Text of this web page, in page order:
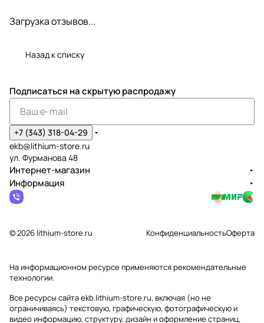
Загрузка отзывов...
Назад к списку
Подписаться на скрытую распродажу
+7 (343) 318-04-29
ekb@lithium-store.ru
ул. Фурманова 48
Интернет-магазин
Информация
© 2026 lithium-store.ru КонфиденциальностьОферта
На информационном ресурсе применяютсярекомендательные
технологии.
Все ресурсы сайта ekb.lithium-store.ru, включая (но не
ограничиваясь) текстовую, графическую, фотографическую и
видео информацию, структуру, дизайн и оформление страниц,